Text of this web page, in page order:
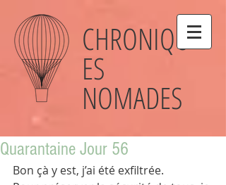
CHRONIQU
ES
NOMADES
Quarantaine Jour 56
Bon çà y est, j’ai été exfiltrée.